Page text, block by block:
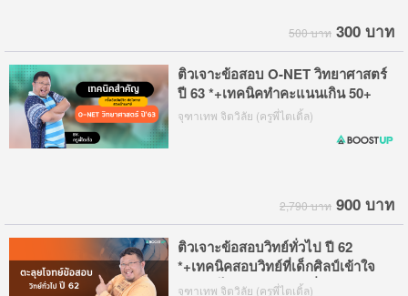
500 บาท 300 บาท
ติวเจาะข้อสอบ O-NET วิทยาศาสตร์
ปี 63 *+เทคนิคทำคะแนนเกิน 50+
จุฑาเทพ จิตวิลัย (ครูพี่ไตเติ้ล)
2,790 บาท 900 บาท
ติวเจาะข้อสอบวิทย์ทั่วไป ปี 62
*+เทคนิคสอบวิทย์ที่เด็กศิลป์เข้าใจ
ง่าย ทำได้คะแนนเกินครึ่ง
จุฑาเทพ จิตวิลัย (ครูพี่ไตเติ้ล)